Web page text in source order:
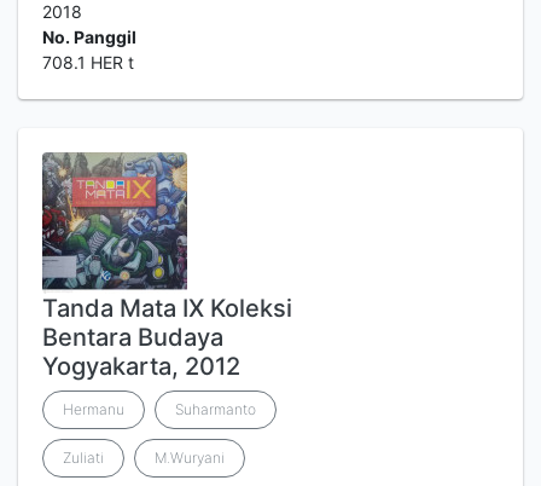
2018
No. Panggil
708.1 HER t
Tanda Mata IX Koleksi
Bentara Budaya
Yogyakarta, 2012
Hermanu Suharmanto
Zuliati M.Wuryani